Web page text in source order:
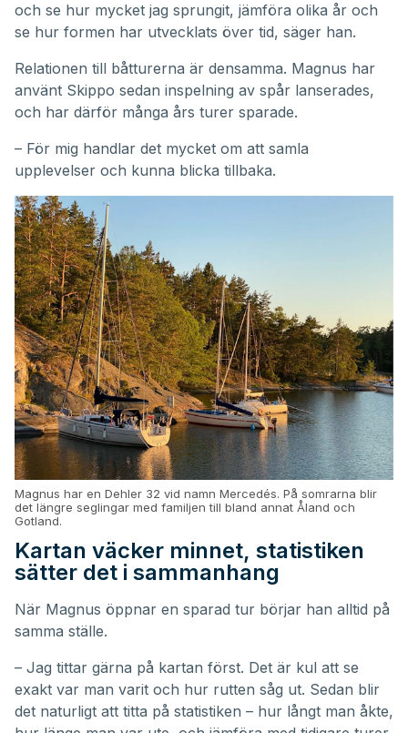
och se hur mycket jag sprungit, jämföra olika år och
se hur formen har utvecklats över tid, säger han.
Relationen till båtturerna är densamma. Magnus har
använt Skippo sedan inspelning av spår lanserades,
och har därför många års turer sparade.
– För mig handlar det mycket om att samla
upplevelser och kunna blicka tillbaka.
Magnus har en Dehler 32 vid namn Mercedés. På somrarna blir
det längre seglingar med familjen till bland annat Åland och
Gotland.
Kartan väcker minnet, statistiken
sätter det i sammanhang
När Magnus öppnar en sparad tur börjar han alltid på
samma ställe.
– Jag tittar gärna på kartan först. Det är kul att se
exakt var man varit och hur rutten såg ut. Sedan blir
det naturligt att titta på statistiken – hur långt man åkte,